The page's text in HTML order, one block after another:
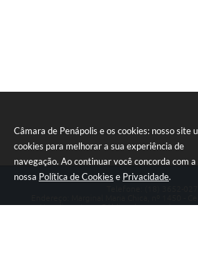
Câmara de Penápolis e os cookies: nosso site
cookies para melhorar a sua experiência de
navegação. Ao continuar você concorda com a
nossa Política de Cookies e Privacidade.
Endereço: Marginal Maria Chica, nº 1450 -
Atendimento ao Público de segunda a